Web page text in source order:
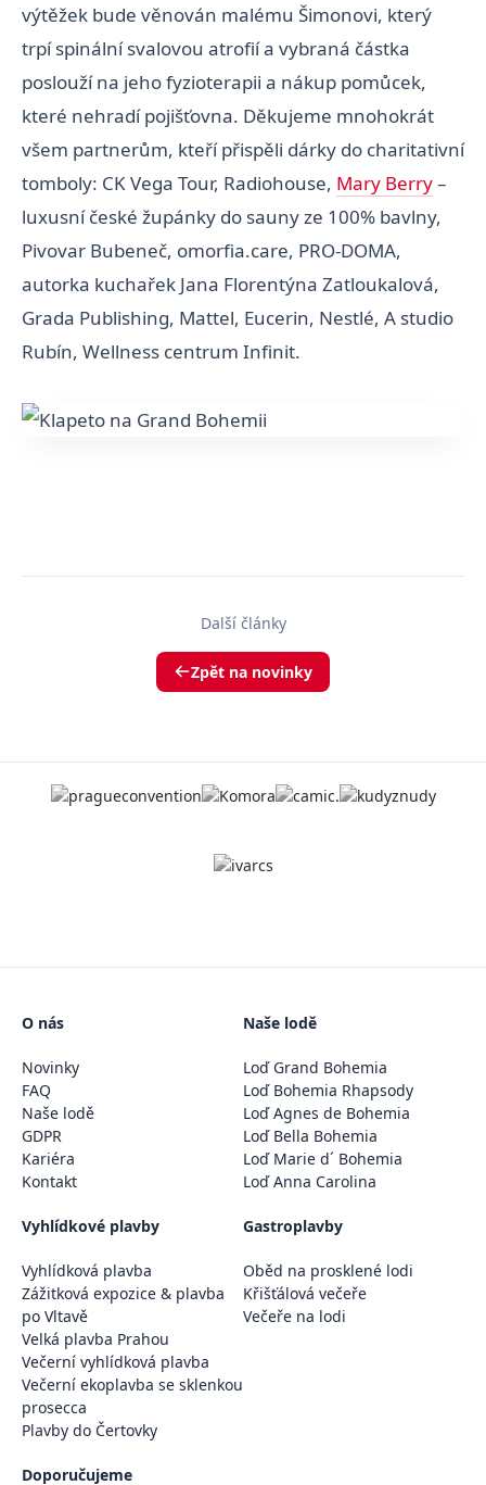
výtěžek bude věnován malému Šimonovi, který
trpí spinální svalovou atrofií a vybraná částka
poslouží na jeho fyzioterapii a nákup pomůcek,
které nehradí pojišťovna. Děkujeme mnohokrát
všem partnerům, kteří přispěli dárky do charitativní
tomboly: CK Vega Tour, Radiohouse, Mary Berry–
luxusní české župánky do sauny ze 100% bavlny,
Pivovar Bubeneč, omorfia.care, PRO-DOMA,
autorka kuchařek Jana Florentýna Zatloukalová,
Grada Publishing, Mattel, Eucerin, Nestlé, A studio
Rubín, Wellness centrum Infinit.
Další články
Zpět na novinky
O nás
Novinky
FAQ
Naše lodě
GDPR
Kariéra
Kontakt
Naše lodě
Loď Grand Bohemia
Loď Bohemia Rhapsody
Loď Agnes de Bohemia
Loď Bella Bohemia
Loď Marie d´ Bohemia
Loď Anna Carolina
Vyhlídkové plavby
Vyhlídková plavba
Zážitková expozice & plavba
po Vltavě
Velká plavba Prahou
Večerní vyhlídková plavba
Večerní ekoplavba se sklenkou
prosecca
Plavby do Čertovky
Gastroplavby
Oběd na prosklené lodi
Křišťálová večeře
Večeře na lodi
Doporučujeme